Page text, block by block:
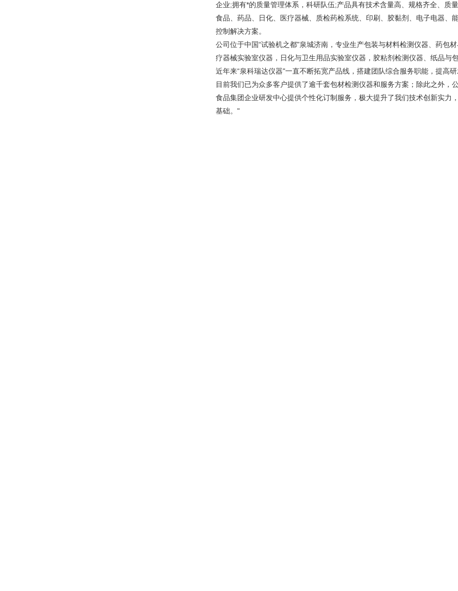
企业;拥有*的质量管理体系，科研队伍;产品具有技术含量高、规格齐全、质
食品、药品、日化、医疗器械、质检药检系统、印刷、胶黏剂、电子电器、
控制解决方案。
公司位于中国“试验机之都"泉城济南，专业生产包装与材料检测仪器、药包
疗器械实验室仪器，日化与卫生用品实验室仪器，胶粘剂检测仪器、纸品与
近年来“泉科瑞达仪器"一直不断拓宽产品线，搭建团队综合服务职能，提高
目前我们已为众多客户提供了逾千套包材检测仪器和服务方案；除此之外，
食品集团企业研发中心提供个性化订制服务，极大提升了我们技术创新实力
基础。"